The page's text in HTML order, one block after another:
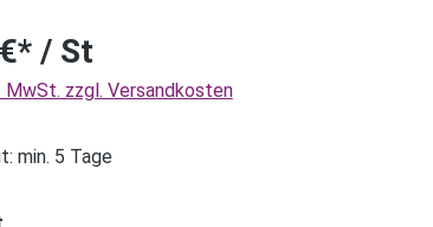
/ St
MwSt. zzgl. Versandkosten
min. 5 Tage